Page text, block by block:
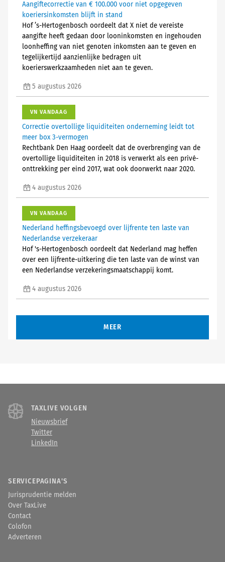
Aangiftecorrectie van € 100.000 voor niet opgegeven
koeriersinkomsten blijft in stand
Hof ’s-Hertogenbosch oordeelt dat X niet de vereiste
aangifte heeft gedaan door looninkomsten en ingehouden
loonheffing van niet genoten inkomsten aan te geven en
tegelijkertijd aanzienlijke bedragen uit
koerierswerkzaamheden niet aan te geven.
5 augustus 2026
VN VANDAAG
Correctie overtollige liquiditeiten onderneming leidt tot
meer box 3-vermogen
Rechtbank Den Haag oordeelt dat de overbrenging van de
overtollige liquiditeiten in 2018 is verwerkt als een privé-
onttrekking per eind 2017, wat ook doorwerkt naar 2020.
4 augustus 2026
VN VANDAAG
Nederland heffingsbevoegd over lijfrente ten laste van
Nederlandse verzekeraar
Hof 's-Hertogenbosch oordeelt dat Nederland mag heffen
over een lijfrente-uitkering die ten laste van de winst van
een Nederlandse verzekeringsmaatschappij komt.
4 augustus 2026
MEER
TAXLIVE VOLGEN
Nieuwsbrief
Twitter
LinkedIn
SERVICEPAGINA'S
Jurisprudentie melden
Over TaxLive
Contact
Colofon
Adverteren